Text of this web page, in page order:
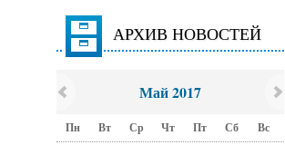
АРХИВ НОВОСТЕЙ
Май 2017
Пн Вт Ср Чт Пт Сб Вс